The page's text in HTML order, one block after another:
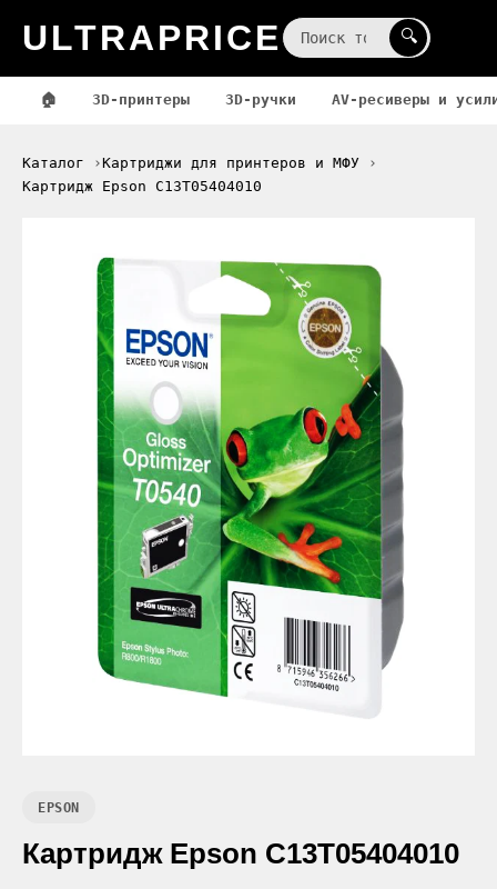
ULTRAPRICE 🔍
🏠 3D-принтеры 3D-ручки AV-ресиверы и
Каталог
Картриджи для принтеров и МФУ
Картридж Epson C13T05404010
EPSON
Картридж Epson C13T05404010